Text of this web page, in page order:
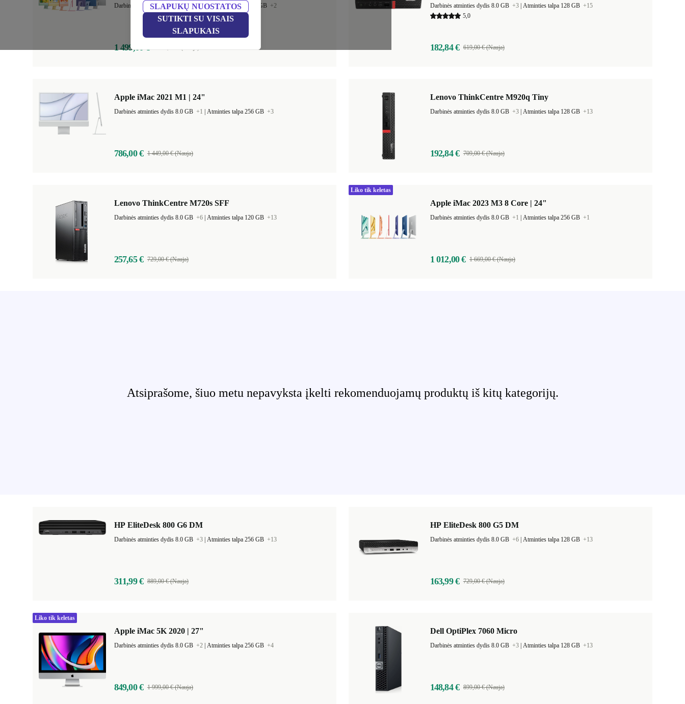
SLAPUKŲ NUOSTATOS
SUTIKTI SU VISAIS
SLAPUKAIS
Darbinės atminties dydis 16.0 GB+1 |Atminties talpa 512 GB +2
1 499,00 €
Darbinės atminties dydis 8.0 GB +3 Atminties talpa 128 GB +15
5,0
182,84 € 619,00 € (Nauja)
Apple iMac 2021 M1 | 24"
Darbinės atminties dydis 8.0 GB +1 Atminties talpa 256 GB +3
786,00 € 1 449,00 € (Nauja)
Lenovo ThinkCentre M920q Tiny
Darbinės atminties dydis 8.0 GB +3 Atminties talpa 128 GB +13
192,84 € 709,00 € (Nauja)
Lenovo ThinkCentre M720s SFF
Darbinės atminties dydis 8.0 GB +6 Atminties talpa 120 GB +13
257,65 € 729,00 € (Nauja)
Apple iMac 2023 M3 8 Core | 24"
Darbinės atminties dydis 8.0 GB +1 Atminties talpa 256 GB +1
1 012,00 € 1 669,00 € (Nauja)
Liko tik keletas
Atsiprašome, šiuo metu nepavyksta įkelti rekomenduojamų produktų iš kitų kategorijų.
HP EliteDesk 800 G6 DM
Darbinės atminties dydis 8.0 GB +3 Atminties talpa 256 GB +13
311,99 € 889,00 € (Nauja)
HP EliteDesk 800 G5 DM
Darbinės atminties dydis 8.0 GB +6 Atminties talpa 128 GB +13
163,99 € 729,00 € (Nauja)
Apple iMac 5K 2020 | 27"
Darbinės atminties dydis 8.0 GB +2 Atminties talpa 256 GB +4
849,00 € 1 999,00 € (Nauja)
Liko tik keletas
Dell OptiPlex 7060 Micro
Darbinės atminties dydis 8.0 GB +3 Atminties talpa 128 GB +13
148,84 € 899,00 € (Nauja)